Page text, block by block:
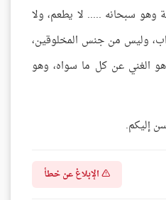
وهو سبحانه ..... لا يطعم، ولا
وليس من جنس المخلوقين،
الغني عن كل ما سواه، وهو
إليكم.
الإبلاغ عن خطأ